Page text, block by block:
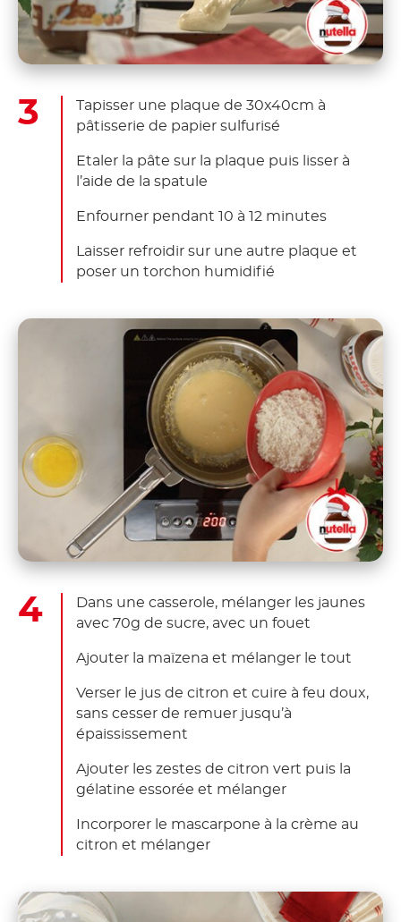
Tapisser une plaque de 30x40cm à
pâtisserie de papier sulfurisé
Etaler la pâte sur la plaque puis lisser à
l’aide de la spatule
Enfourner pendant 10 à 12 minutes
Laisser refroidir sur une autre plaque et
poser un torchon humidifié
Dans une casserole, mélanger les jaunes
avec 70g de sucre, avec un fouet
Ajouter la maïzena et mélanger le tout
Verser le jus de citron et cuire à feu doux,
sans cesser de remuer jusqu’à
épaississement
Ajouter les zestes de citron vert puis la
gélatine essorée et mélanger
Incorporer le mascarpone à la crème au
citron et mélanger